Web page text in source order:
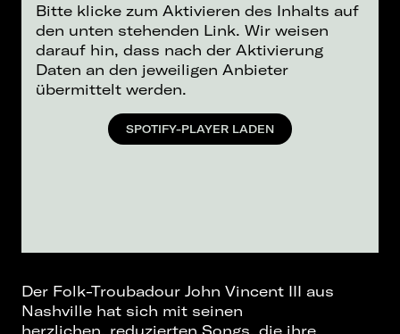
Bitte klicke zum Aktivieren des Inhalts auf
den unten stehenden Link. Wir weisen
darauf hin, dass nach der Aktivierung
Daten an den jeweiligen Anbieter
übermittelt werden.
SPOTIFY-PLAYER LADEN
Der Folk-Troubadour John Vincent III aus
Nashville hat sich mit seinen